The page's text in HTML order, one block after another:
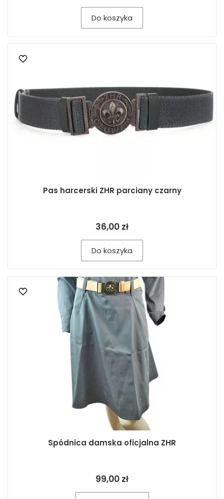
Do koszyka
Pas harcerski ZHR parciany czarny
36,00 zł
Do koszyka
Spódnica damska oficjalna ZHR
99,00 zł